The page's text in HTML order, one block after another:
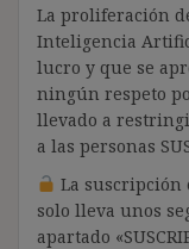
La proliferación
Inteligencia
lucro y que se
ningún respeto
llevado a
a las personas
La suscripción
solo lleva unos
apartado